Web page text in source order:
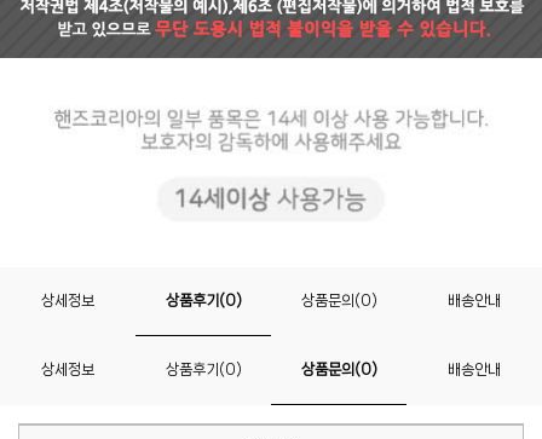
상세정보 상품후기(0) 상품문의(0) 배송안내
상세정보 상품후기(0) 상품문의(0) 배송안내